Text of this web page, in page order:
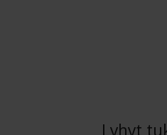
Lyhyt